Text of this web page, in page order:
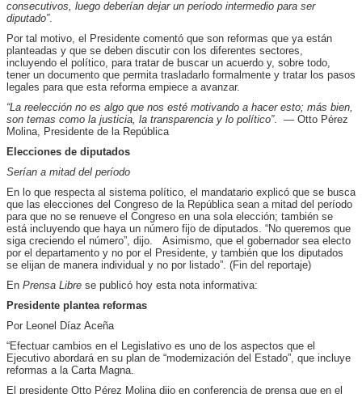
consecutivos, luego deberían dejar un período intermedio para ser
diputado”.
Por tal motivo, el Presidente comentó que son reformas que ya están
planteadas y que se deben discutir con los diferentes sectores,
incluyendo el político, para tratar de buscar un acuerdo y, sobre todo,
tener un documento que permita trasladarlo formalmente y tratar los pasos
legales para que esta reforma empiece a avanzar.
“La reelección no es algo que nos esté motivando a hacer esto; más bien,
son temas como la justicia, la transparencia y lo político”. — Otto Pérez
Molina, Presidente de la República
Elecciones de diputados
Serían a mitad del período
En lo que respecta al sistema político, el mandatario explicó que se busca
que las elecciones del Congreso de la República sean a mitad del período
para que no se renueve el Congreso en una sola elección; también se
está incluyendo que haya un número fijo de diputados. “No queremos que
siga creciendo el número”, dijo. Asimismo, que el gobernador sea electo
por el departamento y no por el Presidente, y también que los diputados
se elijan de manera individual y no por listado”. (Fin del reportaje)
En Prensa Libre se publicó hoy esta nota informativa:
Presidente plantea reformas
Por Leonel Díaz Aceña
“Efectuar cambios en el Legislativo es uno de los aspectos que el
Ejecutivo abordará en su plan de “modernización del Estado”, que incluye
reformas a la Carta Magna.
El presidente Otto Pérez Molina dijo en conferencia de prensa que en el